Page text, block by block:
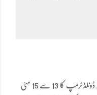
تحریر: ناصر داوڑ ریاستہائے متحدہ امریکہ کے صدر ڈونلڈ ٹرمپ کا 13 سے 15 مئی